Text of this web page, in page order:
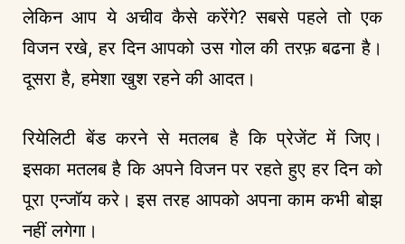
लेकिन आप ये अचीव कैसे करेंगे? सबसे पहले तो एक
विजन रखे, हर दिन आपको उस गोल की तरफ़ बढना है।
दूसरा है, हमेशा खुश रहने की आदत।
रियेलिटी बेंड करने से मतलब है कि प्रेजेंट में जिए।
इसका मतलब है कि अपने विजन पर रहते हुए हर दिन को
पूरा एन्जॉय करे। इस तरह आपको अपना काम कभी बोझ
नहीं लगेगा।